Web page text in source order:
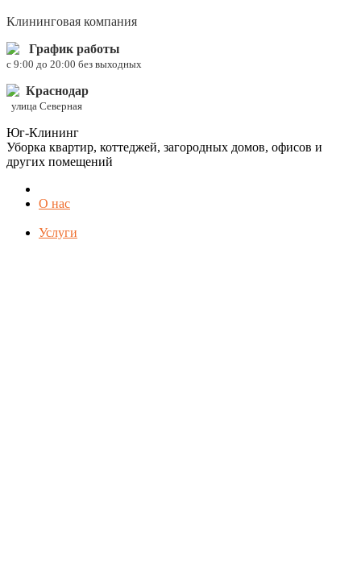
Клининговая компания
График работы
c 9:00 до 20:00 без выходных
Краснодар
улица Северная
Юг-Клининг
Уборка квартир, коттеджей, загородных домов, офисов и
других помещений
О нас
Услуги